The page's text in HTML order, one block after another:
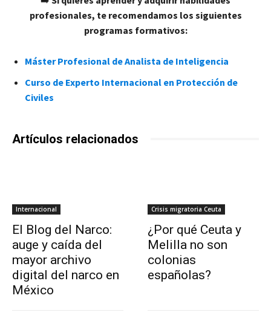
profesionales, te recomendamos los siguientes
programas formativos:
Máster Profesional de Analista de Inteligencia
Curso de Experto Internacional en Protección de
Civiles
Artículos relacionados
Internacional
El Blog del Narco:
auge y caída del
mayor archivo
digital del narco en
México
Crisis migratoria Ceuta
¿Por qué Ceuta y
Melilla no son
colonias
españolas?